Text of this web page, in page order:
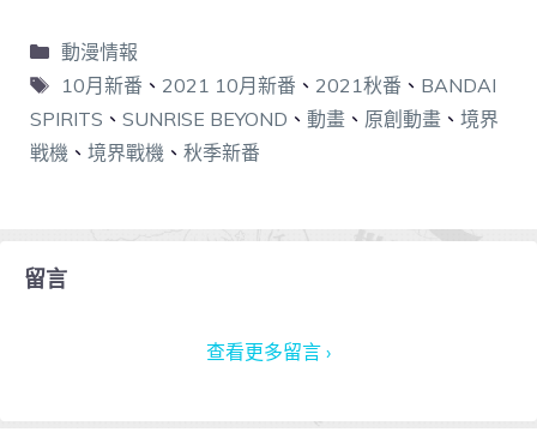
動漫情報
10月新番 、 2021 10月新番 、 2021秋番 、 BANDAI
SPIRITS 、 SUNRISE BEYOND 、 動畫 、 原創動畫 、 境界
戦機 、 境界戰機 、 秋季新番
留言
查看更多留言 ›